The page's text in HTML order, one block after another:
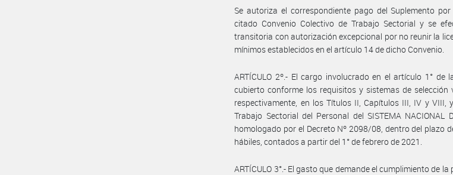
Se autoriza el correspondiente pago del Suplemento
citado Convenio Colectivo de Trabajo Sectorial y se
transitoria con autorización excepcional por no reunir la
mínimos establecidos en el artículo 14 de dicho Convenio.
ARTÍCULO 2º.- El cargo involucrado en el artículo 1° de
cubierto conforme los requisitos y sistemas de selección
respectivamente, en los Títulos II, Capítulos III, IV y VIII,
Trabajo Sectorial del Personal del SISTEMA NACIONAL
homologado por el Decreto Nº 2098/08, dentro del plazo
hábiles, contados a partir del 1° de febrero de 2021.
ARTÍCULO 3°.- El gasto que demande el cumplimiento de